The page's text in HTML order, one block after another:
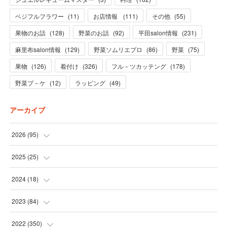
ベジフルフラワー (11) お店情報 (111) その他 (55)
果物のお話 (128) 野菜のお話 (92) 平田salon情報 (231)
麻里布salon情報 (129) 野菜ソムリエプロ (86) 野菜 (75)
果物 (126) 着付け (326) フル－ツカッテング (178)
野菜ブ－ケ (12) ラッピング (49)
アーカイブ
2026 (95)
(5
(31 )
(28
(31
2025 (25)
(3
(19 )
(1)
2024(18)
(1
(12
2023 (84)
(1)
2022 (350)